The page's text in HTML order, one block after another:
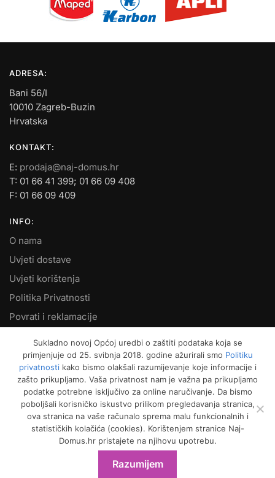
ADRESA:
Bani 56/I
10010 Zagreb-Buzin
Hrvatska
KONTAKT:
E: prodaja@naj-domus.hr
T: 01 66 41 399; 01 66 09 408
F: 01 66 09 409
INFO:
O nama
Uvjeti dostave
Uvjeti korištenja
Politika Privatnosti
Povrati i reklamacije
MOJ RAČUN:
Moje narudžbe
Kako naručiti
Način plaćanja
Garancija kvalitete
Sukladno novoj Općoj uredbi o zaštiti podataka koja se
primjenjuje od 25. svibnja 2018. godine ažurirali smo Politiku
privatnostikako bismo olakšali razumijevanje koje informacije i
zašto prikupljamo. Vaša privatnost nam je važna pa prikupljamo
podatke potrebne isključivo za online naručivanje. Da bismo
poboljšali korisničko iskustvo prilikom pregledavanja stranica,
ova stranica na vaše računalo sprema malu funkcionalnih i
statističkih kolačića (cookies). Korištenjem stranice Naj-
Domus.hr pristajete na njihovu upotrebu.
Razumijem